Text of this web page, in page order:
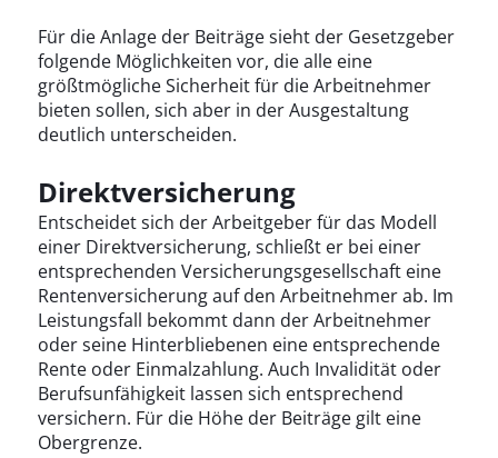
Für die Anlage der Beiträge sieht der Gesetzgeber
folgende Möglichkeiten vor, die alle eine
größtmögliche Sicherheit für die Arbeitnehmer
bieten sollen, sich aber in der Ausgestaltung
deutlich unterscheiden.
Direktversicherung
Entscheidet sich der Arbeitgeber für das Modell
einer Direktversicherung, schließt er bei einer
entsprechenden Versicherungsgesellschaft eine
Rentenversicherung auf den Arbeitnehmer ab. Im
Leistungsfall bekommt dann der Arbeitnehmer
oder seine Hinterbliebenen eine entsprechende
Rente oder Einmalzahlung. Auch Invalidität oder
Berufsunfähigkeit lassen sich entsprechend
versichern. Für die Höhe der Beiträge gilt eine
Obergrenze.